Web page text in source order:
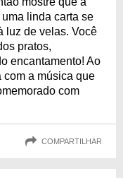
linda carta se
luz de velas. Você
pratos,
encantamento! Ao
com a música que
com
COMPARTILHAR